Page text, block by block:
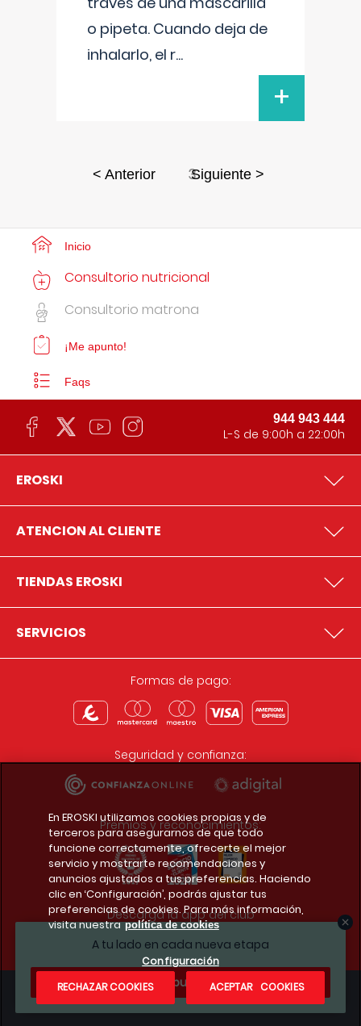
o pipeta. Cuando deja de
inhalarlo, el r...
+
< Anterior 3Siguiente >
A tu lado en cada nueva etapa
¿Te apuntas?
Inicio
Consultorio nutricional
Consultorio matrona
¡Me apunto!
Faqs
944 943 444
L-S de 9:00h a 22:00h
EROSKI
ATENCION AL CLIENTE
TIENDAS EROSKI
SERVICIOS
Formas de pago:
Seguridad y confianza:
Premios y reconocimientos:
Descarga la app del club
Condiciones legales
En EROSKI utilizamos cookies propias y de
terceros para asegurarnos de que todo
funcione correctamente, ofrecerte el mejor
servicio y mostrarte recomendaciones y
anuncios ajustados a tus preferencias. Haciendo
clic en ‘Configuración’, podrás ajustar tus
preferencias de cookies. Para más información,
visita nuestra política de cookies
Configuración
RECHAZAR COOKIES
ACEPTAR COOKIES